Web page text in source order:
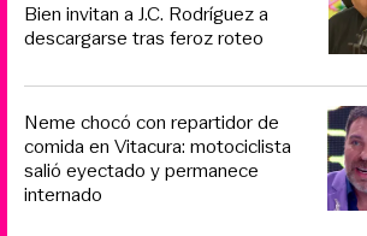
Bien invitan a J.C. Rodríguez a
descargarse tras feroz roteo
Neme chocó con repartidor de
comida en Vitacura: motociclista
salió eyectado y permanece
internado